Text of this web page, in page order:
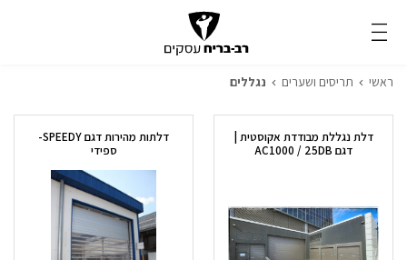
נגללים
ראשי תריסים ושערים נגללים
דלת נגללת מבודדת אקוסטית |
דגם AC1000 / 25DB
דלתות מהירות דגם SPEEDY-
ספידי